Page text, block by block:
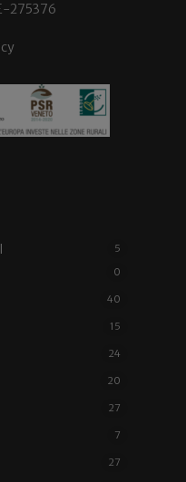
275376
5
0
40
15
24
20
27
7
27